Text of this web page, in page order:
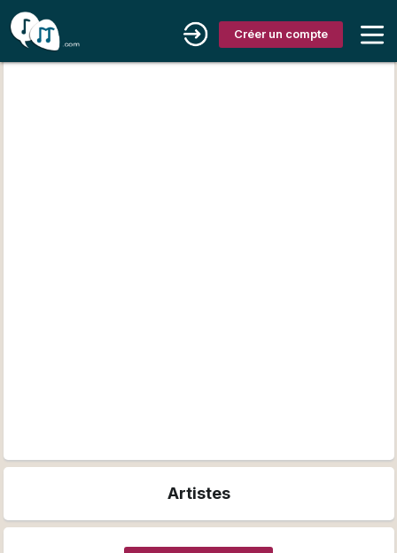
Créer un compte
Artistes